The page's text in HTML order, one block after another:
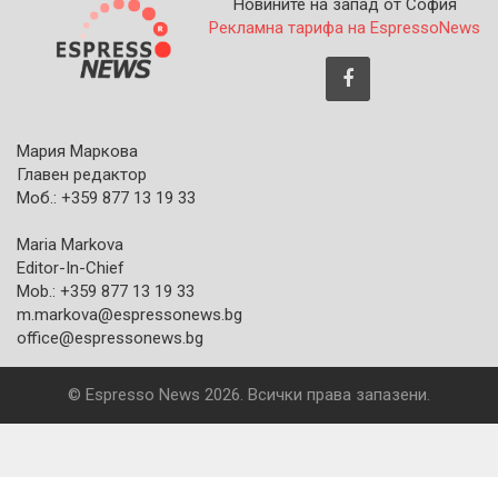
Новините на запад от София
Рекламна тарифа на EspressoNews
Мария Маркова
Главен редактор
Моб.: +359 877 13 19 33
Maria Markova
Editor-In-Chief
Mob.: +359 877 13 19 33
m.markova@espressonews.bg
office@espressonews.bg
© Espresso News 2026. Всички права запазени.